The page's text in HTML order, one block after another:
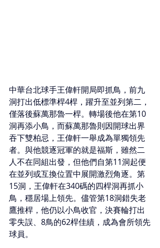
中華台北球手王偉軒開局即抓鳥，前九
洞打出低標準桿4桿，躍升至並列第二，
僅落後蘇萬那魯一桿。轉場後他在第10
洞再添小鳥，而蘇萬那魯則因開球出界
吞下雙柏忌，王偉軒一舉成為單獨領先
者。與他競逐冠軍的就是福斯，雖然二
人不在同組出發，但他們自第11洞起便
在並列或互換位置中展開激烈角逐。第
15洞，王偉軒在340碼的四桿洞再抓小
鳥，穩居場上領先。儘管第18洞錯失老
鷹推桿，他仍以小鳥收官，決賽輪打出
零失誤、8鳥的62桿佳績，成為會所領先
球員。